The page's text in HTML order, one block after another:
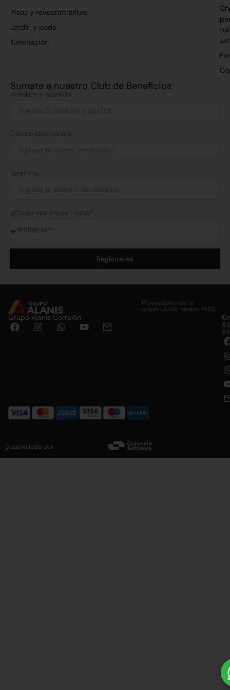
Pisos y revestimientos
Jardín y poda
Iluminación
Sumate a nuestro Club de Beneficios
Nombre y apellido
Correo electrónico
Teléfono
¿Cómo nos encontraste?
Registrarse
Proveedores de la
construcción desde 1965.
Grupo Alanis Corralón
Desarrollado por